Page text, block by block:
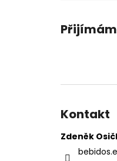
Kontakt
Zdeněk